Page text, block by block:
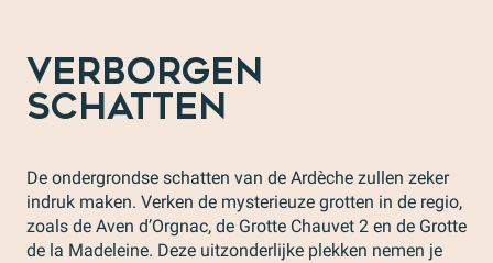
VERBORGEN
SCHATTEN
De ondergrondse schatten van de Ardèche zullen zeker
indruk maken. Verken de mysterieuze grotten in de regio,
zoals de Aven d’Orgnac, de Grotte Chauvet 2 en de Grotte
de la Madeleine. Deze uitzonderlijke plekken nemen je